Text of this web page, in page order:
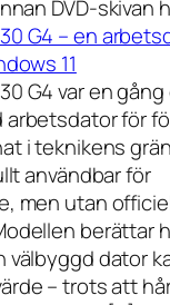
DVD-skivan
G4 – en
11
G4 var en
för
i teknikens
användbar för
men utan
berättar
välbyggd dator
– trots att